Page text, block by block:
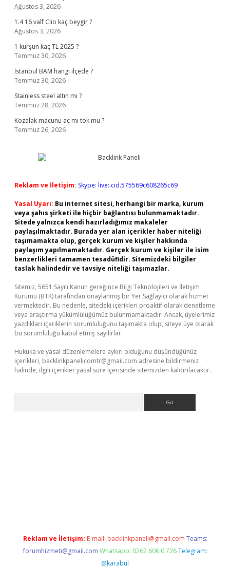
Ağustos 3, 2026
1.4 16 valf Clio kaç beygir ?
Ağustos 3, 2026
1 kurşun kaç TL 2025 ?
Temmuz 30, 2026
İstanbul BAM hangi ilçede ?
Temmuz 30, 2026
Stainless steel altın mı ?
Temmuz 28, 2026
Kozalak macunu aç mı tok mu ?
Temmuz 26, 2026
Reklam ve İletişim: Skype: live:.cid.575569c608265c69
Yasal Uyarı: Bu internet sitesi, herhangi bir marka, kurum
veya şahıs şirketi ile hiçbir bağlantısı bulunmamaktadır.
Sitede yalnızca kendi hazırladığımız makaleler
paylaşılmaktadır. Burada yer alan içerikler haber niteliği
taşımamakta olup, gerçek kurum ve kişiler hakkında
paylaşım yapılmamaktadır. Gerçek kurum ve kişiler ile isim
benzerlikleri tamamen tesadüfidir. Sitemizdeki bilgiler
taslak halindedir ve tavsiye niteliği taşımazlar.
Sitemiz, 5651 Sayılı Kanun gereğince Bilgi Teknolojileri ve İletişim
Kurumu (BTK) tarafından onaylanmış bir Yer Sağlayıcı olarak hizmet
vermektedir. Bu nedenle, sitedeki içerikleri proaktif olarak denetleme
veya araştırma yükümlülüğümüz bulunmamaktadır. Ancak, üyelerimiz
yazdıkları içeriklerin sorumluluğunu taşımakta olup, siteye üye olarak
bu sorumluluğu kabul etmiş sayılırlar.
Hukuka ve yasal düzenlemelere aykırı olduğunu düşündüğünüz
içerikleri, backlinkpanelicomtr@gmail.com adresine bildirmeniz
halinde, ilgili içerikler yasal süre içerisinde sitemizden kaldırılacaktır.
Reklam ve İletişim: E-mail: backlinkpaneli@gmail.com Teams:
forumhizmeti@gmail.com Whatsapp: 0262 606 0 726 Telegram:
@karabul